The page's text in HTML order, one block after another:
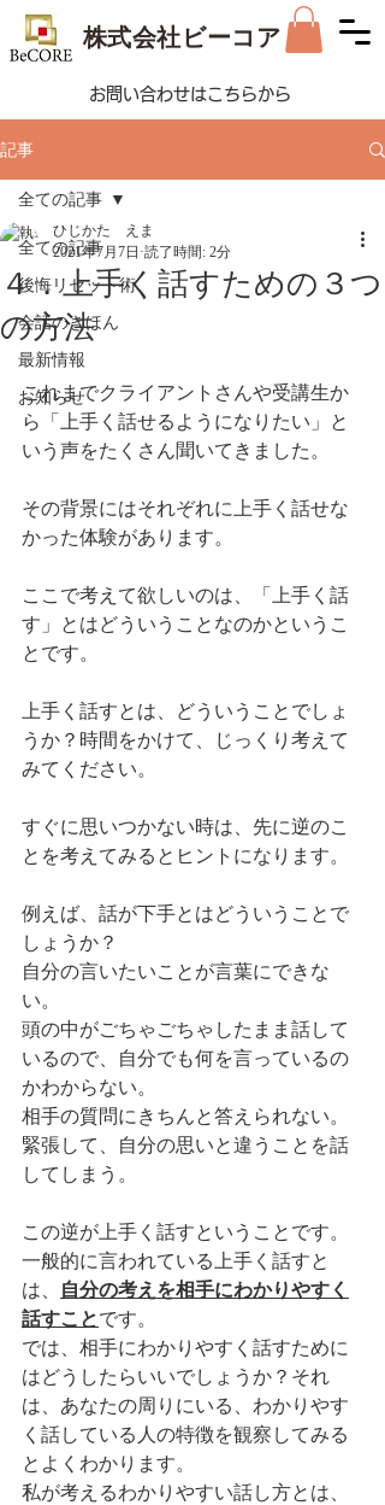
株式会社ビーコア
お問い合わせはこちらから
記事
全ての記事
後悔リセット術
会話のきほん
最新情報
お知らせ
全ての記事
４．上手く話すための３つ
の方法
ひじかた えま
2021年7月7日 読了時間: 2分
これまでクライアントさんや受講生か
ら「上手く話せるようになりたい」と
いう声をたくさん聞いてきました。
その背景にはそれぞれに上手く話せな
かった体験があります。
ここで考えて欲しいのは、「上手く話
す」とはどういうことなのかというこ
とです。
上手く話すとは、どういうことでしょ
うか？時間をかけて、じっくり考えて
みてください。
すぐに思いつかない時は、先に逆のこ
とを考えてみるとヒントになります。
例えば、話が下手とはどういうことで
しょうか？
自分の言いたいことが言葉にできな
い。
頭の中がごちゃごちゃしたまま話して
いるので、自分でも何を言っているの
かわからない。
相手の質問にきちんと答えられない。
緊張して、自分の思いと違うことを話
してしまう。
この逆が上手く話すということです。
一般的に言われている上手く話すと
は、
自分の考えを相手にわかりやすく
話すことです。
では、相手にわかりやすく話すために
はどうしたらいいでしょうか？それ
は、あなたの周りにいる、わかりやす
く話している人の特徴を観察してみる
とよくわかります。
私が考えるわかりやすい話し方とは、